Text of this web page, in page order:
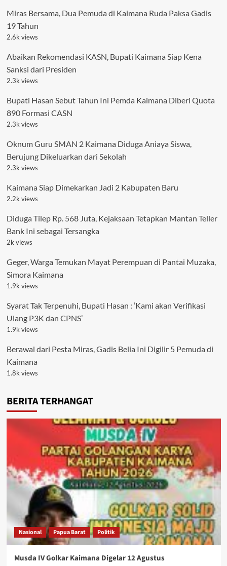
Miras Bersama, Dua Pemuda di Kaimana Ruda Paksa Gadis
19 Tahun
2.6k views
Abaikan Rekomendasi KASN, Bupati Kaimana Siap Kena
Sanksi dari Presiden
2.3k views
Bupati Hasan Sebut Tahun Ini Pemda Kaimana Diberi Quota
890 Formasi CASN
2.3k views
Oknum Guru SMAN 2 Kaimana Diduga Aniaya Siswa,
Berujung Dikeluarkan dari Sekolah
2.3k views
Kaimana Siap Dimekarkan Jadi 2 Kabupaten Baru
2.2k views
Diduga Tilep Rp. 568 Juta, Kejaksaan Tetapkan Mantan Teller
Bank Ini sebagai Tersangka
2k views
Geger, Warga Temukan Mayat Perempuan di Pantai Muzaka,
Simora Kaimana
1.9k views
Syarat Tak Terpenuhi, Bupati Hasan : ‘Kami akan Verifikasi
Ulang P3K dan CPNS’
1.9k views
Berawal dari Pesta Miras, Gadis Belia Ini Digilir 5 Pemuda di
Kaimana
1.8k views
BERITA TERHANGAT
Nasional Papua Barat Politik
Musda IV Golkar Kaimana Digelar 12 Agustus